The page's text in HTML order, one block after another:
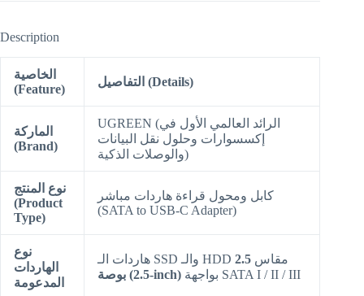
Description
الخاصية
(Feature)
التفاصيل (Details)
الماركة
(Brand)
UGREEN (الرائد العالمي الأول في
إكسسوارات وحلول نقل البيانات
والوصلات الذكية)
نوع المنتج
(Product
Type)
كابل ومحول قراءة هاردات مباشر
(SATA to USB-C Adapter)
نوع
الهاردات
المدعومة
هاردات الـ SSD والـ HDD مقاس 2.5
بوصة (2.5-inch)
بواجهة SATA I / II / III